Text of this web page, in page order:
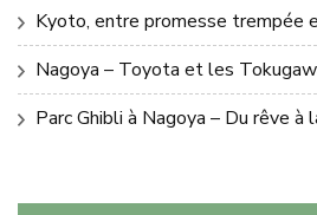
Kyoto, entre promesse trempée
Nagoya – Toyota et les
Parc Ghibli à Nagoya – Du rêve à